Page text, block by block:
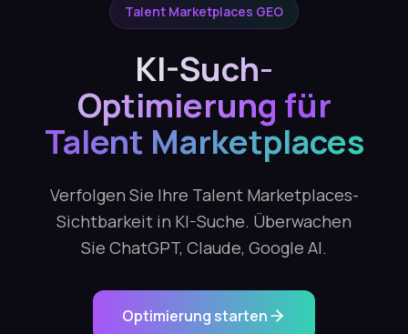
Talent Marketplaces GEO
KI-Such-
Optimierung für
Talent Marketplaces
Verfolgen Sie Ihre Talent Marketplaces-
Sichtbarkeit in KI-Suche. Überwachen
Sie ChatGPT, Claude, Google AI.
Optimierung starten